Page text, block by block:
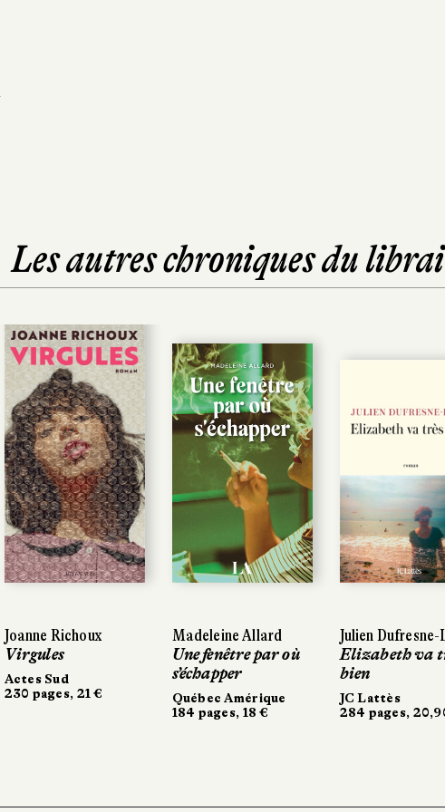
Les autres chroniques du
Joanne Richoux
Virgules
Actes Sud
230 pages, 21 €
Madeleine Allard
Une fenêtre par où
s’échapper
Québec Amérique
184 pages, 18 €
Julien Dufresne-
Elizabeth va
bien
JC Lattès
284 pages,
Joanne Richoux
Virgules
Actes Sud
230 pages, 21 €
Madeleine Allard
Une fenêtre par où
s’échapper
Québec Amérique
184 pages, 18 €
Julien Dufresne-
Elizabeth va
bien
JC Lattès
284 pages,